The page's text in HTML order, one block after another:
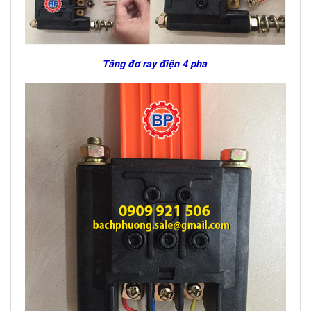
Tăng đơ ray điện 4 pha